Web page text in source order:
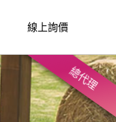
線上詢價
總代理